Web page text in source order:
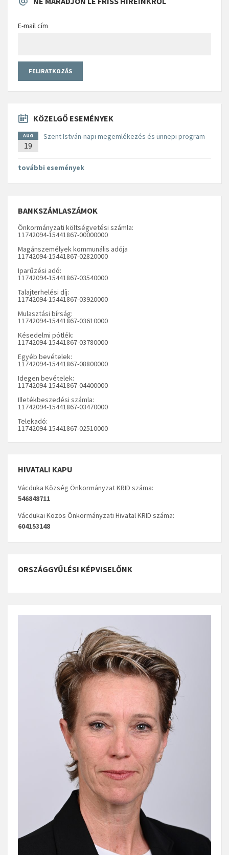
E-mail cím
KÖZELGŐ ESEMÉNYEK
AUG
19
Szent István-napi megemlékezés és ünnepi program
további események
BANKSZÁMLASZÁMOK
Önkormányzati költségvetési számla:
11742094-15441867-00000000
Magánszemélyek kommunális adója
11742094-15441867-02820000
Iparűzési adó:
11742094-15441867-03540000
Talajterhelési díj:
11742094-15441867-03920000
Mulasztási bírság:
11742094-15441867-03610000
Késedelmi pótlék:
11742094-15441867-03780000
Egyéb bevételek:
11742094-15441867-08800000
Idegen bevételek:
11742094-15441867-04400000
Illetékbeszedési számla:
11742094-15441867-03470000
Telekadó:
11742094-15441867-02510000
HIVATALI KAPU
Vácduka Község Önkormányzat KRID száma:
546848711
Vácdukai Közös Önkormányzati Hivatal KRID száma:
604153148
ORSZÁGGYŰLÉSI KÉPVISELŐNK